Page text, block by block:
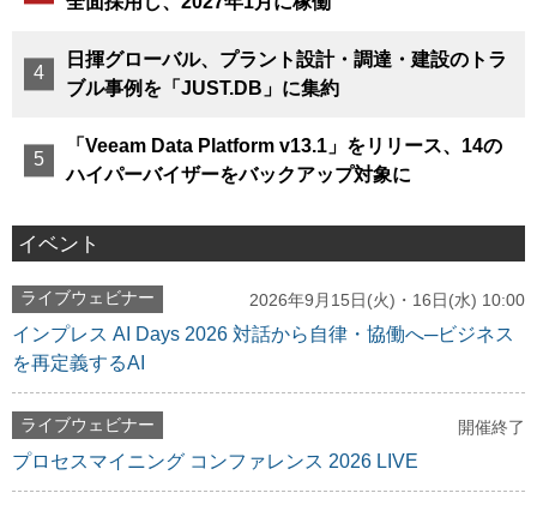
日揮グローバル、プラント設計・調達・建設のトラ
ブル事例を「JUST.DB」に集約
「Veeam Data Platform v13.1」をリリース、14の
ハイパーバイザーをバックアップ対象に
イベント
ライブウェビナー 2026年9月15日(火)・16日(水) 10:00
インプレス AI Days 2026 対話から自律・協働へ─ビジネス
を再定義するAI
ライブウェビナー 開催終了
プロセスマイニング コンファレンス 2026 LIVE